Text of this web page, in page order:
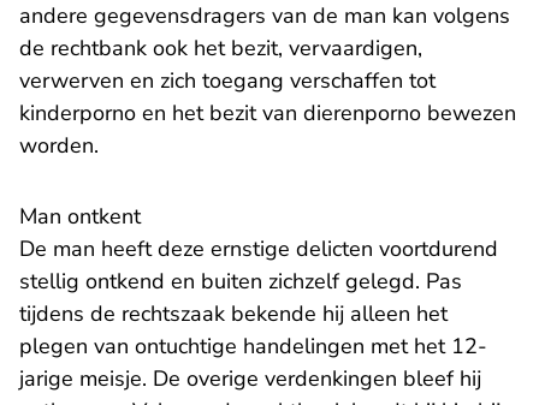
andere gegevensdragers van de man kan volgens
de rechtbank ook het bezit, vervaardigen,
verwerven en zich toegang verschaffen tot
kinderporno en het bezit van dierenporno bewezen
worden.
Man ontkent
De man heeft deze ernstige delicten voortdurend
stellig ontkend en buiten zichzelf gelegd. Pas
tijdens de rechtszaak bekende hij alleen het
plegen van ontuchtige handelingen met het 12-
jarige meisje. De overige verdenkingen bleef hij